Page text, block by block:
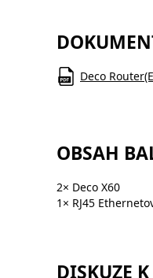
Deco
OBSAH
2× Deco X60
1× RJ45
DISKUZE